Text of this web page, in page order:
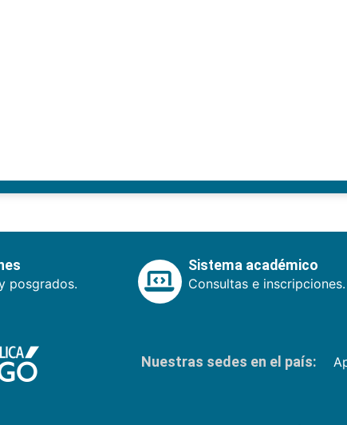
posgrados.
Sistema académico
Consultas e inscripciones.
Nuestras sedes en el país: